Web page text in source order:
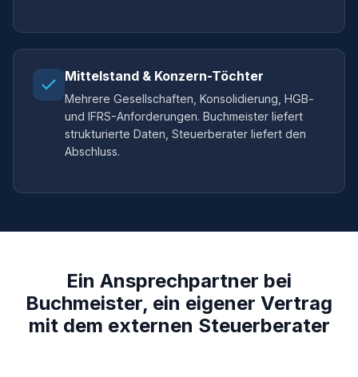
Mittelstand & Konzern-Töchter
Mehrere Gesellschaften, Konsolidierung, HGB-
und IFRS-Anforderungen. Buchmeister liefert
strukturierte Daten, Steuerberater liefert den
Abschluss.
Ein Ansprechpartner bei
Buchmeister, ein eigener Vertrag
mit dem externen Steuerberater